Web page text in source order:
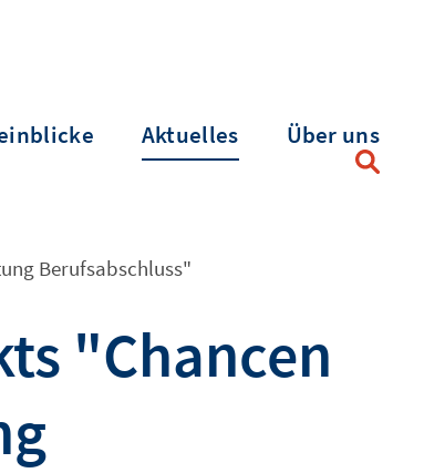
Aktuelles Über uns
Berufsabschluss"
"Chancen